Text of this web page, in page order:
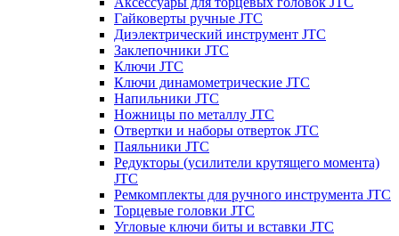
Гайковерты ручные JTC
Диэлектрический инструмент JTC
Заклепочники JTC
Ключи JTC
Ключи динамометрические JTC
Напильники JTC
Ножницы по металлу JTC
Отвертки и наборы отверток JTC
Паяльники JTC
Редукторы (усилители крутящего момента)
JTC
Ремкомплекты для ручного инструмента JTC
Торцевые головки JTC
Угловые ключи биты и вставки JTC